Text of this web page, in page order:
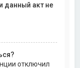
данный акт не
отключил